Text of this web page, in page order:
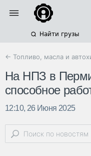
Найти грузы
← Топливо, масла и
На НПЗ в
способное
12:10, 26 Июня 2025